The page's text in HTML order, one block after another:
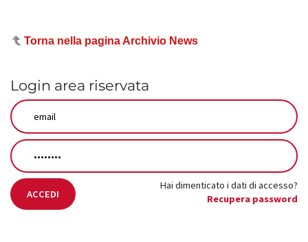
Torna nella pagina Archivio News
Login area riservata
ACCEDI
Hai dimenticato i dati di accesso?
Recupera password